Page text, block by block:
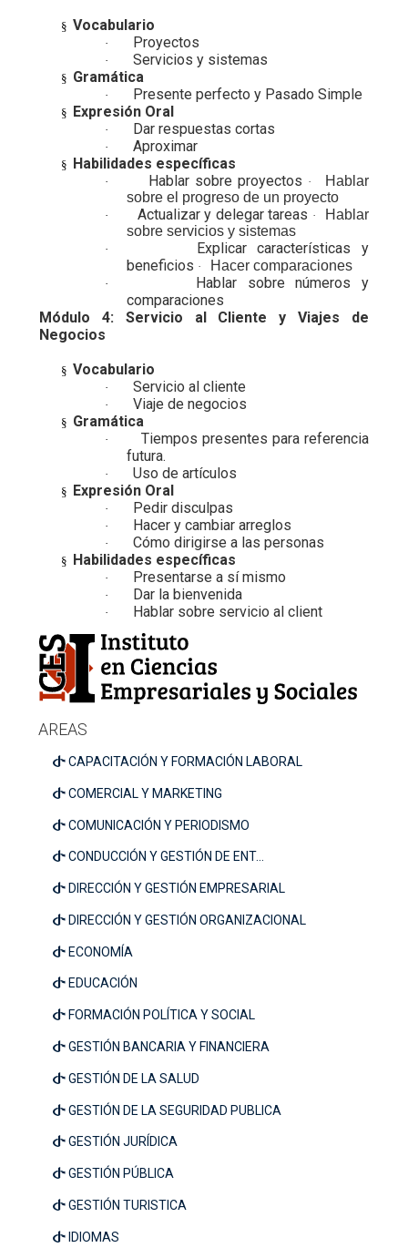
§ Vocabulario
· Proyectos
· Servicios y sistemas
§ Gramática
· Presente perfecto y Pasado Simple
§ Expresión Oral
· Dar respuestas cortas
· Aproximar
§ Habilidades específicas
· Hablar sobre proyectos ·
Hablar
sobre el progreso de un proyecto
· Actualizar y delegar tareas ·
Hablar
sobre servicios y sistemas
·
Explicar características y
beneficios · Hacer comparaciones
·
Hablar sobre números y
comparaciones
Módulo 4: Servicio al Cliente y Viajes de
Negocios
§ Vocabulario
· Servicio al cliente
· Viaje de negocios
§ Gramática
·
Tiempos presentes para referencia
futura.
· Uso de artículos
§ Expresión Oral
· Pedir disculpas
· Hacer y cambiar arreglos
· Cómo dirigirse a las personas
§ Habilidades específicas
· Presentarse a sí mismo
· Dar la bienvenida
· Hablar sobre servicio al client
AREAS
CAPACITACIÓN Y FORMACIÓN LABORAL
COMERCIAL Y MARKETING
COMUNICACIÓN Y PERIODISMO
CONDUCCIÓN Y GESTIÓN DE ENT...
DIRECCIÓN Y GESTIÓN EMPRESARIAL
DIRECCIÓN Y GESTIÓN ORGANIZACIONAL
ECONOMÍA
EDUCACIÓN
FORMACIÓN POLÍTICA Y SOCIAL
GESTIÓN BANCARIA Y FINANCIERA
GESTIÓN DE LA SALUD
GESTIÓN DE LA SEGURIDAD PUBLICA
GESTIÓN JURÍDICA
GESTIÓN PÚBLICA
GESTIÓN TURISTICA
IDIOMAS